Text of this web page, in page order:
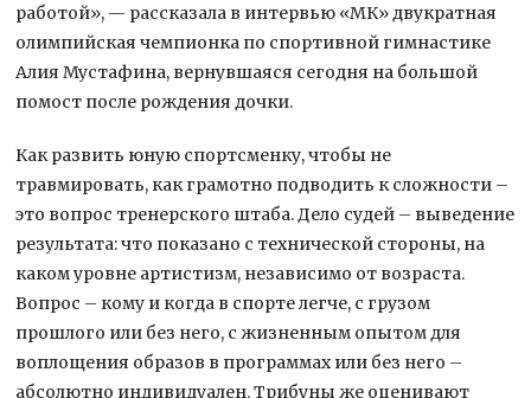
работой», — рассказала в интервью «МК» двукратная
олимпийская чемпионка по спортивной гимнастике
Алия Мустафина, вернувшаяся сегодня на большой
помост после рождения дочки.
Как развить юную спортсменку, чтобы не
травмировать, как грамотно подводить к сложности –
это вопрос тренерского штаба. Дело судей – выведение
результата: что показано с технической стороны, на
каком уровне артистизм, независимо от возраста.
Вопрос – кому и когда в спорте легче, с грузом
прошлого или без него, с жизненным опытом для
воплощения образов в программах или без него –
абсолютно индивидуален. Трибуны же оценивают